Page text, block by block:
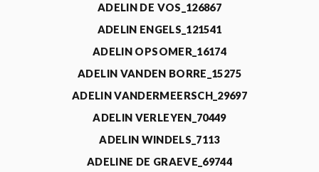
ADELIN DE VOS_126867
ADELIN ENGELS_121541
ADELIN OPSOMER_16174
ADELIN VANDEN BORRE_15275
ADELIN VANDERMEERSCH_29697
ADELIN VERLEYEN_70449
ADELIN WINDELS_7113
ADELINE DE GRAEVE_69744